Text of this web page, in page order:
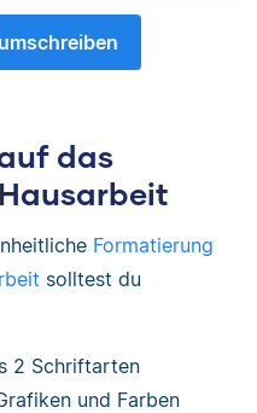
das
Formatierung
solltest du
2 Schriftarten
und Farben